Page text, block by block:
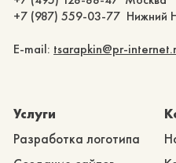
+7 (987) 559-03-77 Нижний
E-mail: tsarapkin@pr-
Услуги
Разработка логотипа